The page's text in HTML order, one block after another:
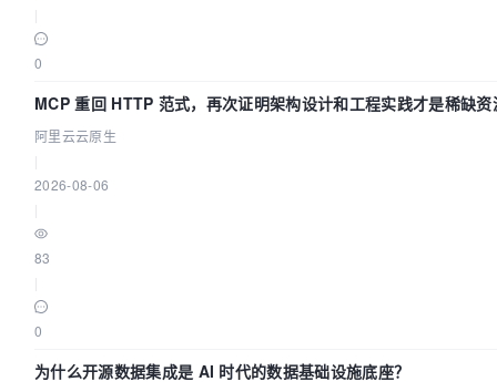
0
MCP 重回 HTTP 范式，再次证明架构设计和工程实践才是稀缺资
阿里云云原生
2026-08-06
83
0
为什么开源数据集成是 AI 时代的数据基础设施底座？